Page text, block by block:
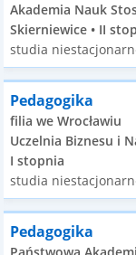
Akademia Nauk
Skierniewice • II
studia
Pedagogika
filia we Wrocławiu
Uczelnia Biznesu i
I stopnia
studia
Pedagogika